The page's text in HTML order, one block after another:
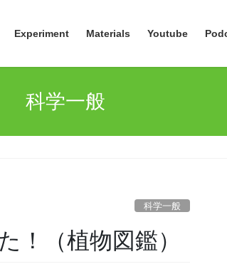
Experiment Materials Youtube
科学一般
科学一般
！（植物図鑑）